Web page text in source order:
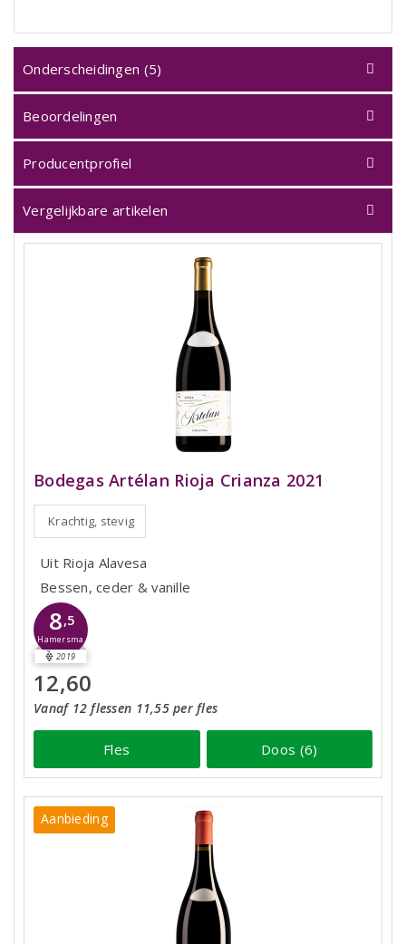
Onderscheidingen (5)
Beoordelingen
Producentprofiel
Vergelijkbare artikelen
Bodegas Artélan Rioja Crianza 2021
Krachtig, stevig
Uit Rioja Alavesa
Bessen, ceder & vanille
8,5
Hamersma
2019
12,60
Vanaf 12 flessen 11,55 per fles
Fles Doos (6)
Aanbieding